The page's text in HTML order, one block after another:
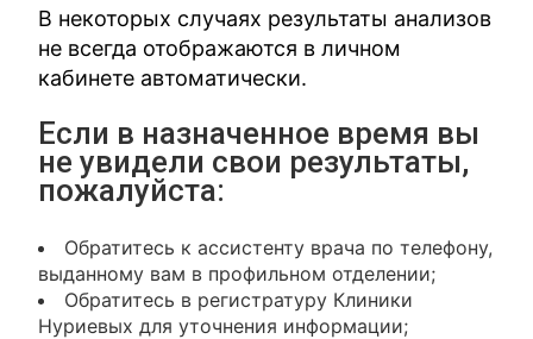
В некоторых случаях результаты анализов
не всегда отображаются в личном
кабинете автоматически.
Если в назначенное время вы
не увидели свои результаты,
пожалуйста:
Обратитесь к ассистенту врача по телефону,
выданному вам в профильном отделении;
Обратитесь в регистратуру Клиники
Нуриевых для уточнения информации;